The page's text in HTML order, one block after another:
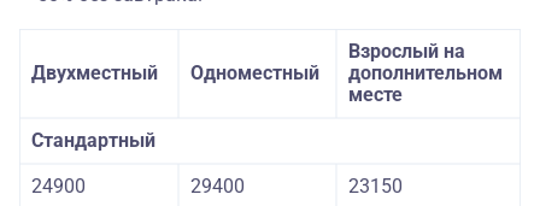
Двухместный Одноместный
Взрослый на
дополнительном
месте
Стандартный
24900
29400 23150